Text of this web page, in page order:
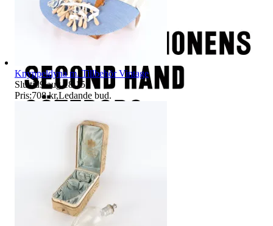
Knyppeldyna m. Tillbehör Vintage
Sluttid9 aug 18:15
Pris:708 kr,Ledande bud.